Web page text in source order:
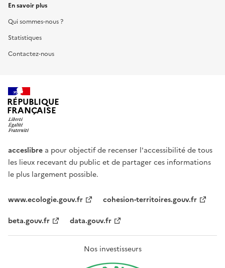
En savoir plus
Qui sommes-nous ?
Statistiques
Contactez-nous
RÉPUBLIQUE
FRANÇAISE
acceslibre a pour objectif de recenser l'accessibilité de tous
les lieux recevant du public et de partager ces informations
le plus largement possible.
www.ecologie.gouv.fr
cohesion-territoires.gouv.fr
beta.gouv.fr
data.gouv.fr
Nos investisseurs